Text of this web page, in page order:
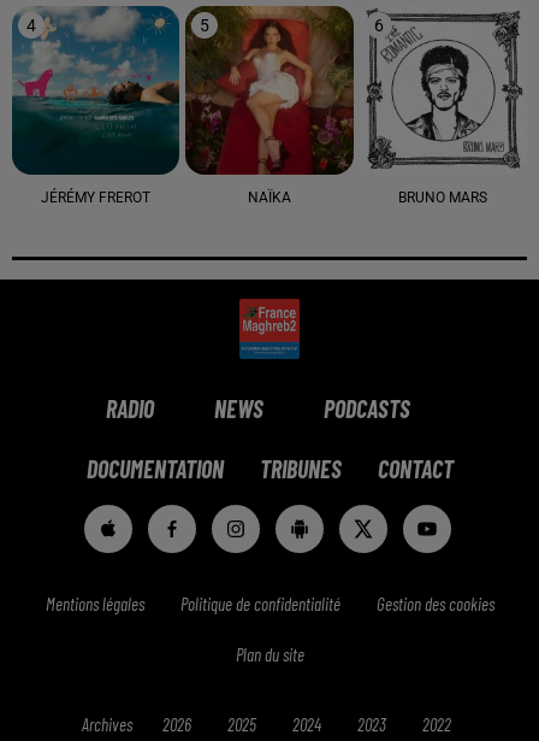
4
JÉRÉMY FREROT
5
NAÏKA
6
BRUNO MARS
RADIO NEWS PODCASTS
DOCUMENTATION TRIBUNES CONTACT
Mentions légales Politique de confidentialité Gestion des cookies
Plan du site
Archives 2026 2025 2024 2023 2022